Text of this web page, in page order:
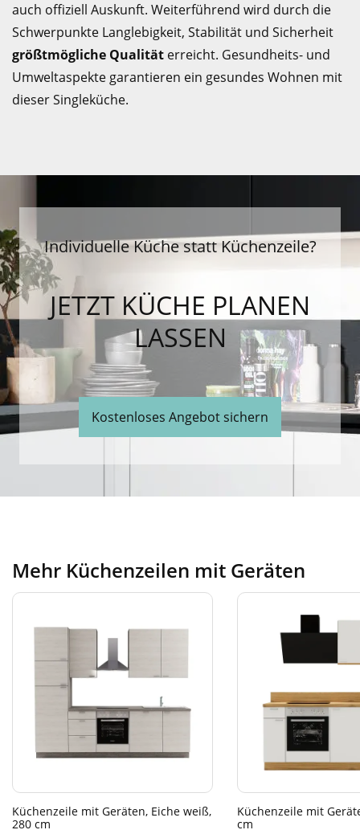
auch offiziell Auskunft. Weiterführend wird durch die
Schwerpunkte Langlebigkeit, Stabilität und Sicherheit
größtmögliche Qualität erreicht. Gesundheits- und
Umweltaspekte garantieren ein gesundes Wohnen mit
dieser Singleküche.
Individuelle Küche statt Küchenzeile?
JETZT KÜCHE PLANEN
LASSEN
Kostenloses Angebot sichern
Mehr Küchenzeilen mit Geräten
Küchenzeile mit Geräten, Eiche weiß,
280 cm
Küchenzeile mit
cm